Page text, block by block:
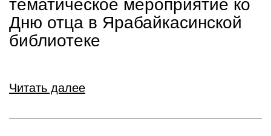
тематическое мероприятие ко
Дню отца в Ярабайкасинской
библиотеке
Читать далее